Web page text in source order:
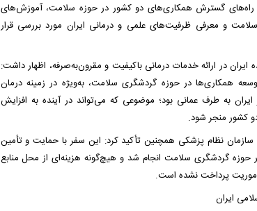
راه‌های گسترش همکاری‌های دو کشور در حوزه سلامت، آموزش‌های
و معرفی ظرفیت‌های علمی و درمانی ایران مورد بررسی قرار
در ارائه خدمات درمانی باکیفیت و مقرون‌به‌صرفه، اظهار داشت:
همکاری‌ها در حوزه گردشگری سلامت، به‌ویژه در زمینه درمان
ایران به طرف عمانی بود؛ موضوعی که می‌تواند در آینده به افزایش
کشور منجر شود.
سازمان نظام پزشکی همچنین تأکید کرد: این سفر با حمایت و تأمین
گردشگری سلامت انجام شد و هیچ‌گونه هزینه‌ای از محل منابع
پرداخت نشده است.
ایران